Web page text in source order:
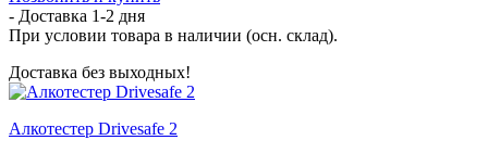
- Доставка 1-2 дня
При условии товара в наличии (осн. склад).
Доставка без выходных!
Алкотестер Drivesafe 2